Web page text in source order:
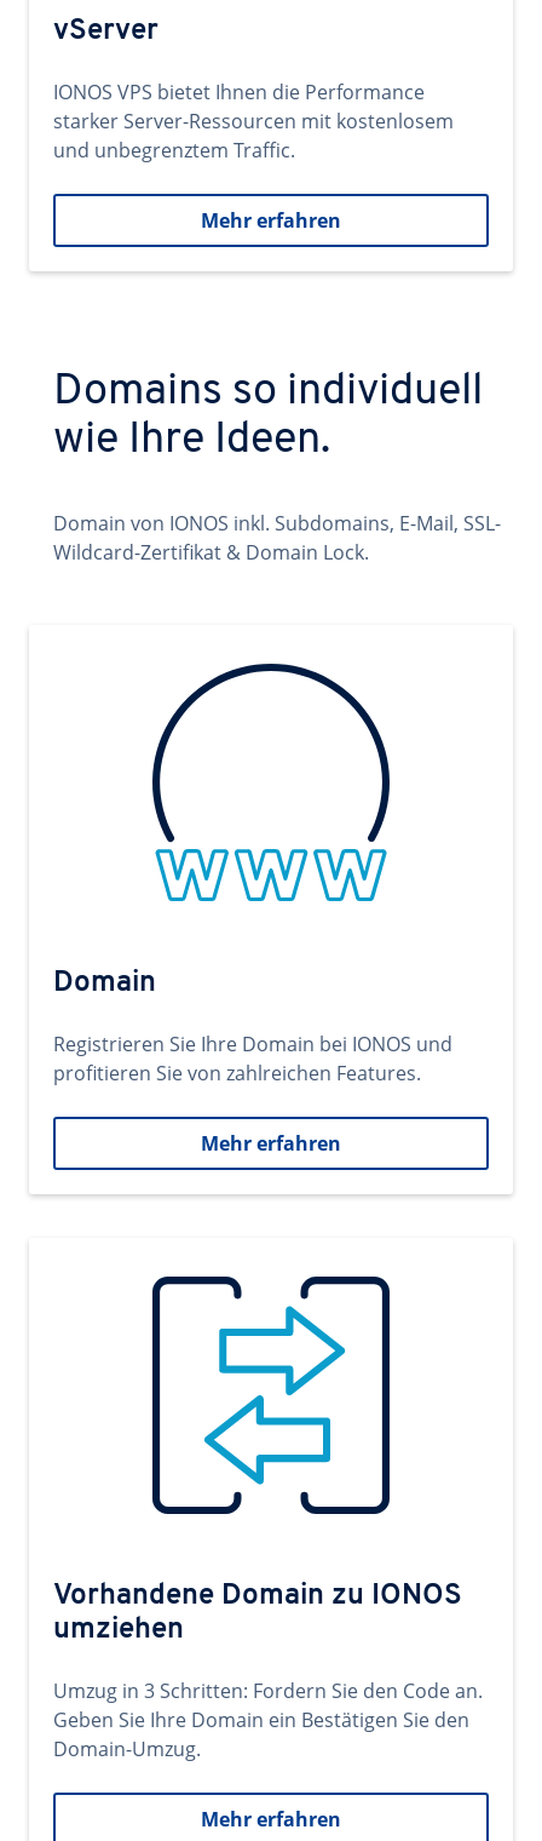
vServer
IONOS VPS bietet Ihnen die Performance
starker Server-Ressourcen mit kostenlosem
und unbegrenztem Traffic.
Mehr erfahren
Domains so individuell
wie Ihre Ideen.
Domain von IONOS inkl. Subdomains, E-Mail, SSL-
Wildcard-Zertifikat & Domain Lock.
Domain
Registrieren Sie Ihre Domain bei IONOS und
profitieren Sie von zahlreichen Features.
Mehr erfahren
Vorhandene Domain zu IONOS
umziehen
Umzug in 3 Schritten: Fordern Sie den Code an.
Geben Sie Ihre Domain ein Bestätigen Sie den
Domain-Umzug.
Mehr erfahren